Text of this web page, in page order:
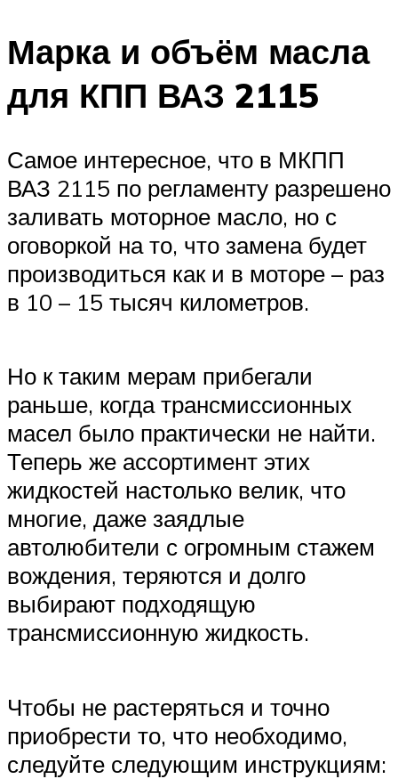
Марка и объём масла
для КПП ВАЗ 2115
Самое интересное, что в МКПП
ВАЗ 2115 по регламенту разрешено
заливать моторное масло, но с
оговоркой на то, что замена будет
производиться как и в моторе – раз
в 10 – 15 тысяч километров.
Но к таким мерам прибегали
раньше, когда трансмиссионных
масел было практически не найти.
Теперь же ассортимент этих
жидкостей настолько велик, что
многие, даже заядлые
автолюбители с огромным стажем
вождения, теряются и долго
выбирают подходящую
трансмиссионную жидкость.
Чтобы не растеряться и точно
приобрести то, что необходимо,
следуйте следующим инструкциям: